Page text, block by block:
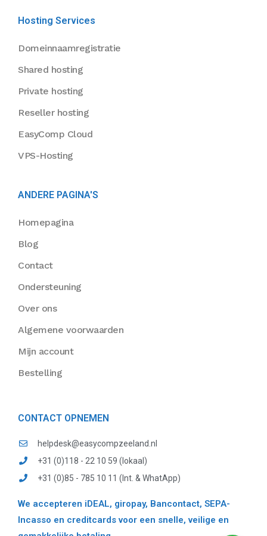
Hosting Services
Domeinnaamregistratie
Shared hosting
Private hosting
Reseller hosting
EasyComp Cloud
VPS-Hosting
ANDERE PAGINA'S
Homepagina
Blog
Contact
Ondersteuning
Over ons
Algemene voorwaarden
Mijn account
Bestelling
CONTACT OPNEMEN
helpdesk@easycompzeeland.nl
+31 (0)118 - 22 10 59 (lokaal)
+31 (0)85 - 785 10 11 (Int. & WhatApp)
We accepteren iDEAL, giropay, Bancontact, SEPA-
Incasso en creditcards voor een snelle, veilige en